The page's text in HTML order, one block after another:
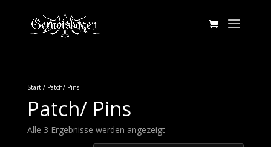
Start/ Patch/ Pins
Patch/ Pins
Alle 3 Ergebnisse werden angezeigt